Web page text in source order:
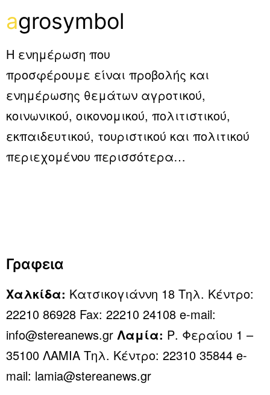
agrosymbol
Η ενημέρωση που
προσφέρουμε είναι προβολής και
ενημέρωσης θεμάτων αγροτικού,
κοινωνικού, οικονομικού, πολιτιστικού,
εκπαιδευτικού, τουριστικού και πολιτικού
περιεχομένου περισσότερα…
Γραφεια
Χαλκίδα: Κατσικογιάννη 18 Τηλ. Κέντρο:
22210 86928 Fax: 22210 24108 e-mail:
info@stereanews.gr Λαμία: Ρ. Φεραίου 1 –
35100 ΛΑΜΙΑ Τηλ. Κέντρο: 22310 35844 e-
mail: lamia@stereanews.gr